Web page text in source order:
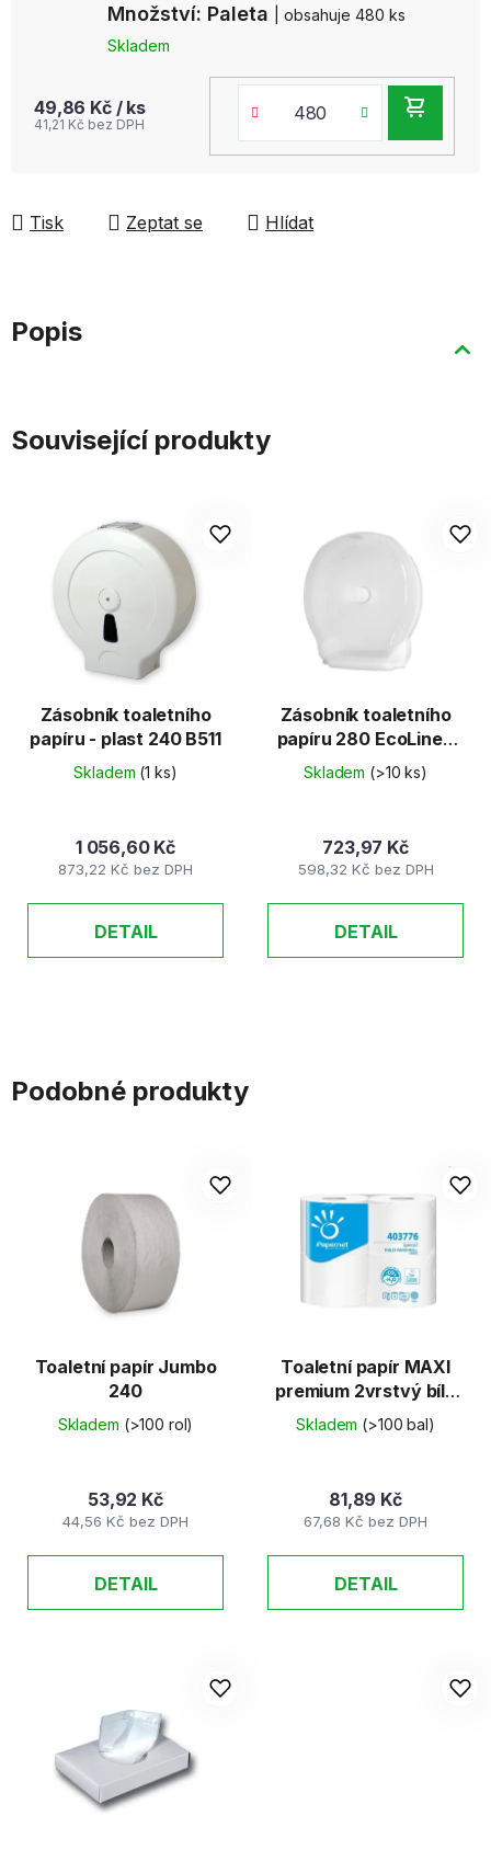
Množství: Paleta
| obsahuje 480 ks
Skladem
49,86 Kč / ks
41,21 Kč bez DPH
Tisk Zeptat se Hlídat
Popis
Související produkty
Zásobník toaletního
papíru - plast 240 B511
Skladem (1 ks)
873,22 Kč bez DPH
1 056,60 Kč
DETAIL
Zásobník toaletního
papíru 280 EcoLine -
bílý
Skladem (>10 ks)
598,32 Kč bez DPH
723,97 Kč
DETAIL
Podobné produkty
Toaletní papír Jumbo
240
Skladem (>100 rol)
44,56 Kč bez DPH
53,92 Kč
DETAIL
Toaletní papír MAXI
premium 2vrstvý bílý
- 38,5m (4ks/bal)
Skladem (>100 bal)
67,68 Kč bez DPH
81,89 Kč
DETAIL